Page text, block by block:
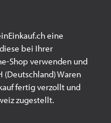
eine
bei Ihrer
Shop verwenden und
(Deutschland) Waren
fertig verzollt und
zugestellt.